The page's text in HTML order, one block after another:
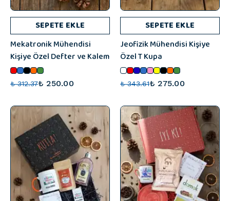
SEPETE EKLE
Mekatronik Mühendisi
Kişiye Özel Defter ve Kalem
₺ 312.37₺ 250.00
SEPETE EKLE
Jeofizik Mühendisi Kişiye
Özel T Kupa
₺ 343.61₺ 275.00